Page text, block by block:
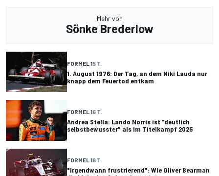
Mehr von
Sönke Brederlow
FORMEL 15 T.
1. August 1976: Der Tag, an dem Niki Lauda nur
knapp dem Feuertod entkam
FORMEL 16 T.
Andrea Stella: Lando Norris ist "deutlich
selbstbewusster" als im Titelkampf 2025
FORMEL 16 T.
"Irgendwann frustrierend": Wie Oliver Bearman